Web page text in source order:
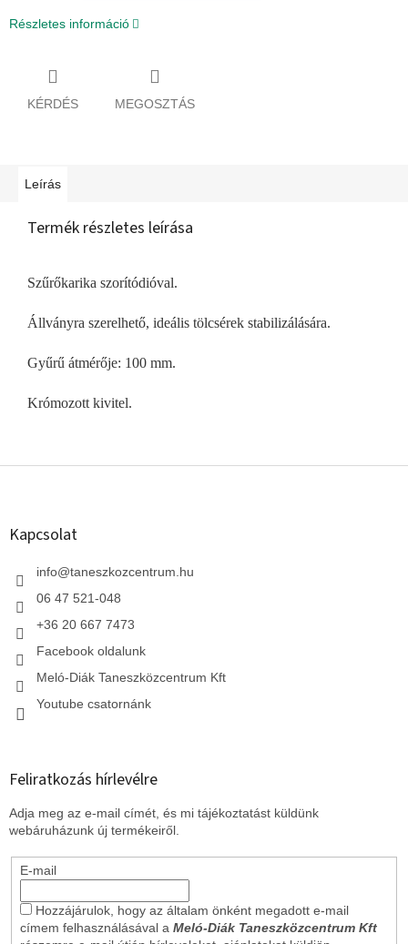
Részletes információ
KÉRDÉS MEGOSZTÁS
Leírás
Termék részletes leírása
Szűrőkarika szorítódióval.
Állványra szerelhető, ideális tölcsérek stabilizálására.
Gyűrű átmérője: 100 mm.
Krómozott kivitel.
L
Kapcsolat
info@taneszkozcentrum.hu
06 47 521-048
+36 20 667 7473
Facebook oldalunk
Meló-Diák Taneszközcentrum Kft
Youtube csatornánk
Feliratkozás hírlevélre
Adja meg az e-mail címét, és mi tájékoztatást küldünk
webáruházunk új termékeiről.
E-mail
Hozzájárulok, hogy az általam önként megadott e-mail
címem felhasználásával a Meló-Diák Taneszközcentrum Kft